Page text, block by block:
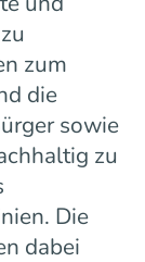
zum
die
sowie
zu
Die
dabei